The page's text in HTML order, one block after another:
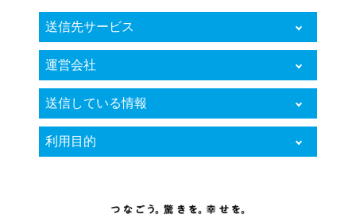
送信先サービス
KARTE RightSupport
運営会社
株式会社プレイド
送信している情報
お客様個人に関するデータ
（クッキー、IPアドレス情報、ウェブサイ
ジェント、リファラを含みます。）
利用目的
告等の表示、電子メール、SMS、オンライ